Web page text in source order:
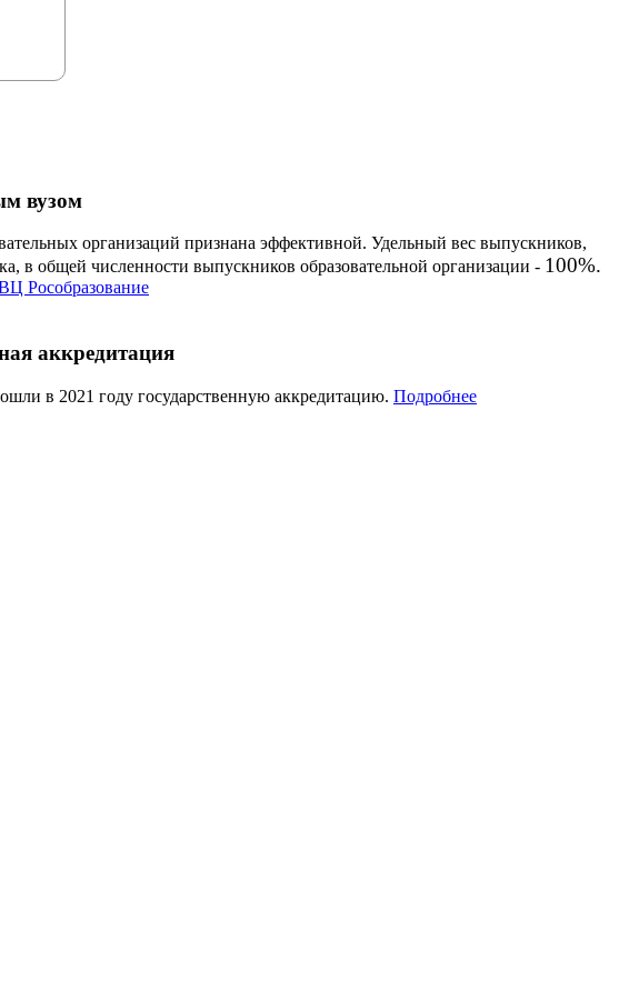
вузом
организаций признана эффективной. Удельный вес выпускников,
в общей численности выпускников образовательной организации - 100%.
Рособразование
аккредитация
в 2021 году государственную аккредитацию. Подробнее